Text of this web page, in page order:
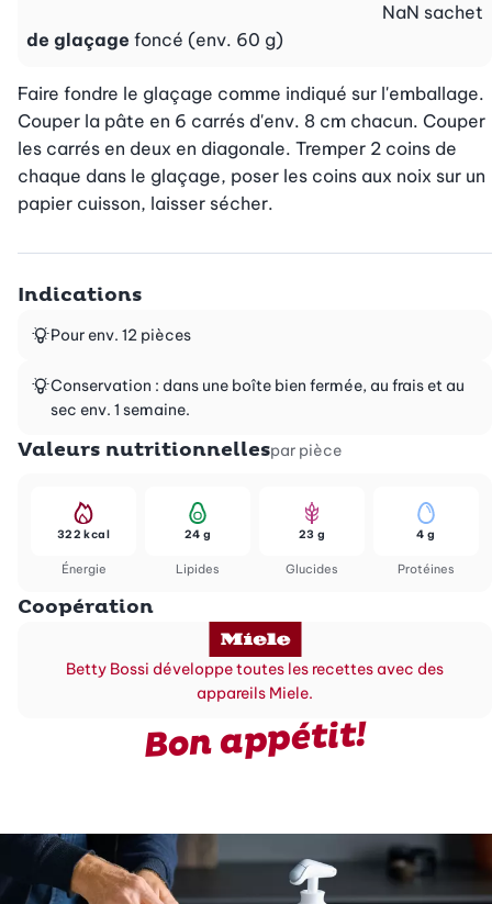
de glaçage foncé (env. 60 g)
NaN sachet
Faire fondre le glaçage comme indiqué sur l'emballage.
Couper la pâte en 6 carrés d'env. 8 cm chacun. Couper
les carrés en deux en diagonale. Tremper 2 coins de
chaque dans le glaçage, poser les coins aux noix sur un
papier cuisson, laisser sécher.
Indications
Pour env. 12 pièces
Conservation : dans une boîte bien fermée, au frais et au
sec env. 1 semaine.
Valeurs nutritionnellespar pièce
Énergie
322 kcal
Lipides
24 g
Glucides
23 g
Protéines
4 g
Coopération
Betty Bossi développe toutes les recettes avec des
appareils Miele.
Bon appétit!